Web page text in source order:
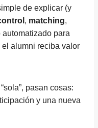
de explicar (y
, matching,
para
alumni reciba valor
pasan cosas:
y una nueva